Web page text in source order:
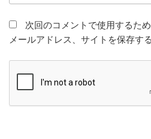
次回のコメントで使用するた
メールアドレス、サイトを保存する